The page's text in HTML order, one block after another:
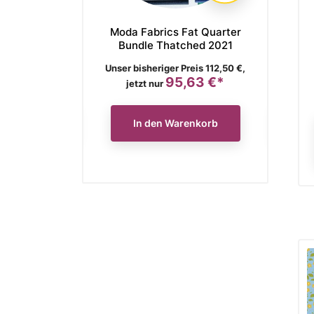
Moda Fabrics Fat Quarter
Bundle Thatched 2021
Verkaufspreis
Unser bisheriger Preis 112,50 €,
jetzt nur Preis
95,63 €*
In den Warenkorb
Unser